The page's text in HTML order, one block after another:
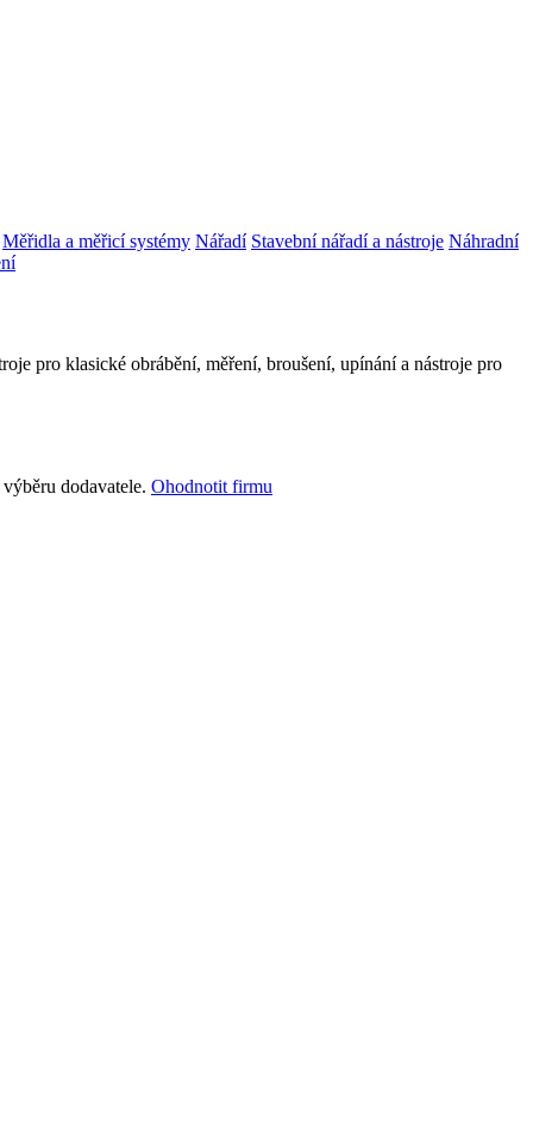
Měřidla a měřicí systémy Nářadí Stavební nářadí a nástroje Náhradní
klasické obrábění, měření, broušení, upínání a nástroje pro
dodavatele. Ohodnotit firmu